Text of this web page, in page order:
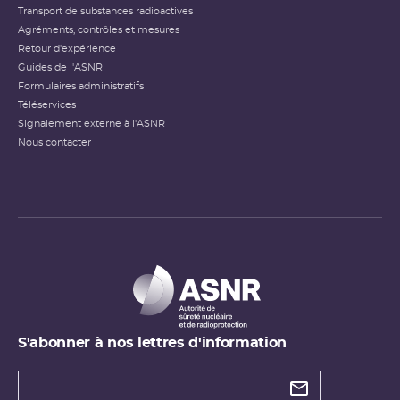
Transport de substances radioactives
Agréments, contrôles et mesures
Retour d'expérience
Guides de l'ASNR
Formulaires administratifs
Téléservices
Signalement externe à l'ASNR
Nous contacter
S'abonner à nos lettres d'information
Types de